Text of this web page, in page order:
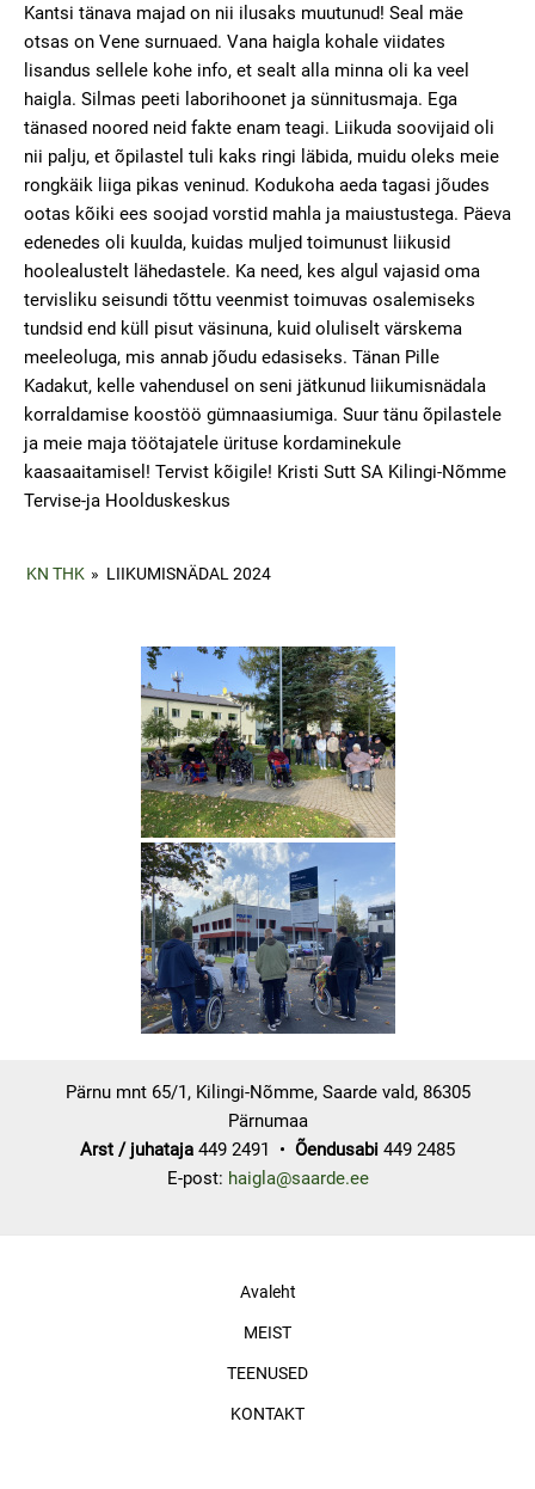
Kantsi tänava majad on nii ilusaks muutunud! Seal mäe
otsas on Vene surnuaed. Vana haigla kohale viidates
lisandus sellele kohe info, et sealt alla minna oli ka veel
haigla. Silmas peeti laborihoonet ja sünnitusmaja. Ega
tänased noored neid fakte enam teagi. Liikuda soovijaid oli
nii palju, et õpilastel tuli kaks ringi läbida, muidu oleks meie
rongkäik liiga pikas veninud. Kodukoha aeda tagasi jõudes
ootas kõiki ees soojad vorstid mahla ja maiustustega. Päeva
edenedes oli kuulda, kuidas muljed toimunust liikusid
hoolealustelt lähedastele. Ka need, kes algul vajasid oma
tervisliku seisundi tõttu veenmist toimuvas osalemiseks
tundsid end küll pisut väsinuna, kuid oluliselt värskema
meeleoluga, mis annab jõudu edasiseks. Tänan Pille
Kadakut, kelle vahendusel on seni jätkunud liikumisnädala
korraldamise koostöö gümnaasiumiga. Suur tänu õpilastele
ja meie maja töötajatele ürituse kordaminekule
kaasaaitamisel! Tervist kõigile! Kristi Sutt SA Kilingi-Nõmme
Tervise-ja Hoolduskeskus
KN THK » LIIKUMISNÄDAL 2024
Pärnu mnt 65/1, Kilingi-Nõmme, Saarde vald, 86305
Pärnumaa
Arst / juhataja 449 2491 • Õendusabi 449 2485
E-post: haigla@saarde.ee
Avaleht
MEIST
TEENUSED
KONTAKT